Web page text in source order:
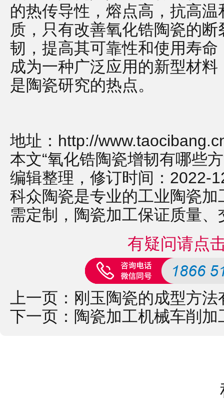
的热传导性，熔点高，抗高
质，只有改善氧化锆陶瓷的
韧，提高其可靠性和使用寿
成为一种广泛应用的新型材
是陶瓷研究的热点。
地址： http://
本文“氧化锆陶瓷增韧有哪些
编辑整理，修订时间：2022-
科众陶瓷是专业的工业陶瓷加
需定制， 陶瓷加工保证质量、
有疑问请点
上一页： 刚玉陶瓷的成型方
下一页： 陶瓷加工机械车削